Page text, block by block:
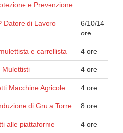
e Prevenzione
Datore di Lavoro
6/10/14
ore
e carrellista 4 ore
Mulettisti 4 ore
Macchine Agricole 4 ore
di Gru a Torre 8 ore
alle piattaforme
4 ore